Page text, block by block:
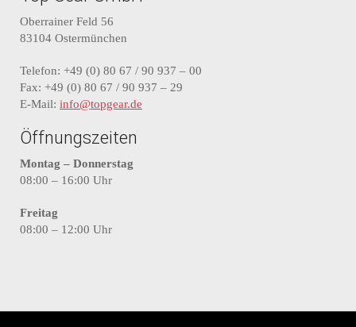
Oberrainer Feld 56
83104 Ostermünchen
Telefon: +49 (0) 80 67 / 90 937 – 00
Fax: +49 (0) 80 67 / 90 937 – 29
E-Mail: info@topgear.de
Öffnungszeiten
Montag – Donnerstag
08:00 – 16:00 Uhr
Freitag
08:00 – 12:00 Uhr